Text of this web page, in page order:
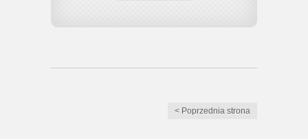
< Poprzednia strona